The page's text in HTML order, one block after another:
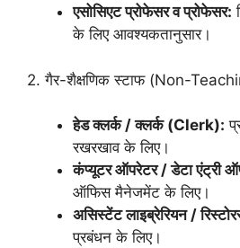
एसोसिएट प्रोफेसर व प्रोफेसर:
के लिए आवश्यकतानुसार।
2. गैर-शैक्षणिक स्टाफ (Non-
हेड क्लर्क / क्लर्क (Clerk):
रखरखाव के लिए।
कंप्यूटर ऑपरेटर / डेटा एंट्री
ऑफिस मैनेजमेंट के लिए।
असिस्टेंट लाइब्रेरियन /
प्रबंधन के लिए।